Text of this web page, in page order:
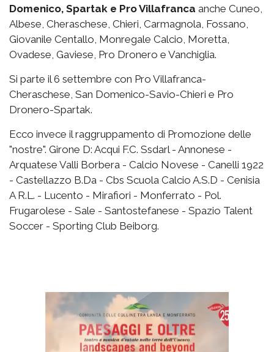
Domenico, Spartak e Pro Villafranca anche Cuneo,
Albese, Cheraschese, Chieri, Carmagnola, Fossano,
Giovanile Centallo, Monregale Calcio, Moretta,
Ovadese, Gaviese, Pro Dronero e Vanchiglia.
Si parte il 6 settembre con Pro Villafranca-
Cheraschese, San Domenico-Savio-Chieri e Pro
Dronero-Spartak.
Ecco invece il raggruppamento di Promozione delle
"nostre". Girone D: Acqui F.C. Ssdarl - Annonese -
Arquatese Valli Borbera - Calcio Novese - Canelli 1922
- Castellazzo B.Da - Cbs Scuola Calcio A.S.D - Cenisia
A R.L. - Lucento - Mirafiori - Monferrato - Pol.
Frugarolese - Sale - Santostefanese - Spazio Talent
Soccer - Sporting Club Beiborg.